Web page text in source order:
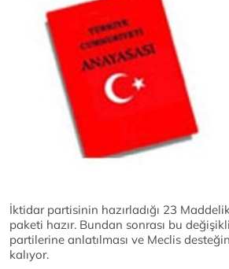
İktidar partisinin hazırladığı 23
paketi hazır. Bundan sonrası bu
partilerine anlatılması ve Meclis
kalıyor.